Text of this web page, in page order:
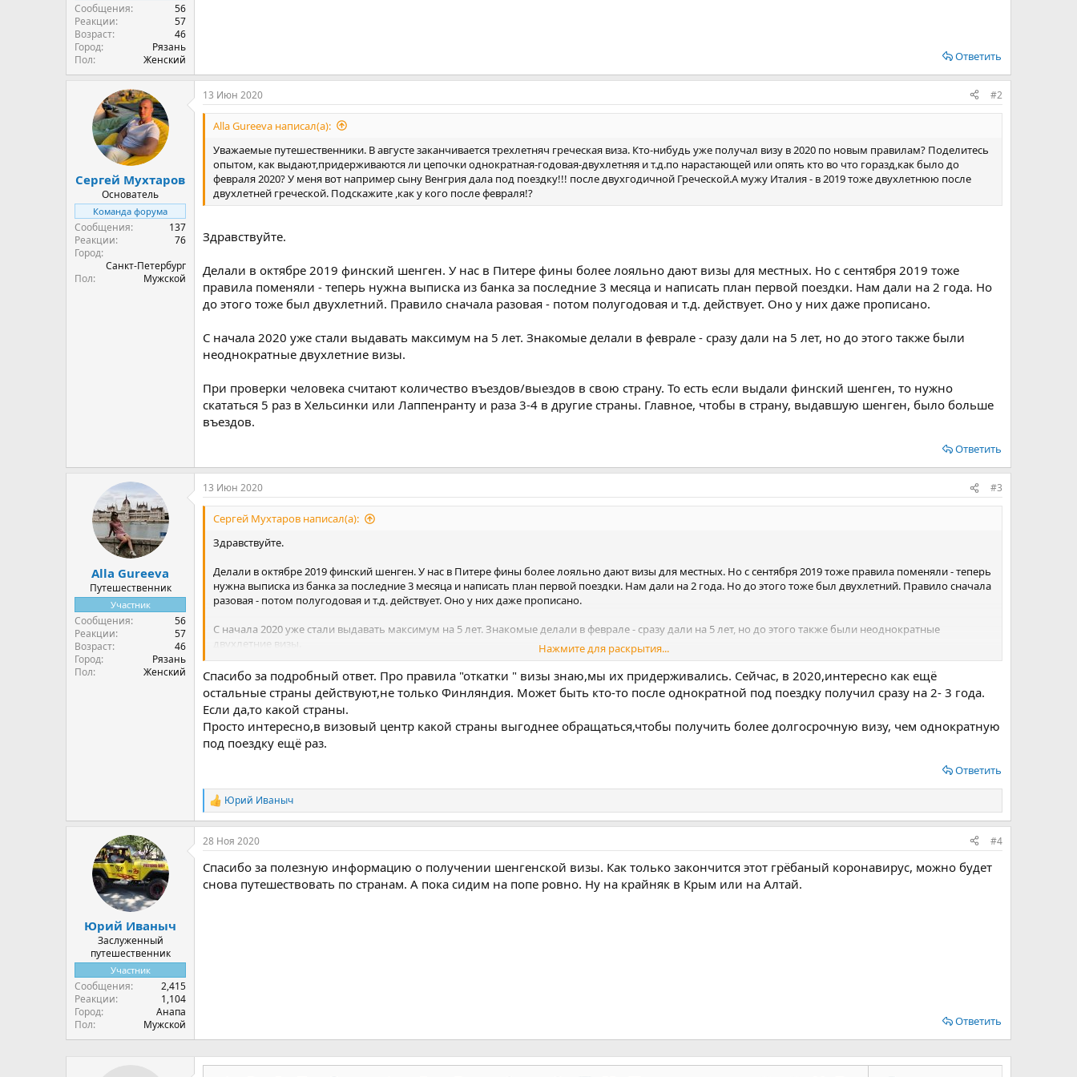
Сообщения
56
Реакции
57
Возраст
46
Город
Рязань
Пол
Женский Ответить
Сергей Мухтаров
Основатель
Команда форума
Сообщения
137
Реакции
76
Город
Санкт-Петербург
Пол
Мужской
13 Июн 2020 #2
Alla Gureeva написал(а):
Уважаемые путешественники. В августе заканчивается трехлетняч греческая виза. Кто-нибудь уже получал визу в 2020 по новым правилам? Поделитесь
опытом, как выдают,придерживаются ли цепочки однократная-годовая-двухлетняя и т.д.по нарастающей или опять кто во что горазд,как было до
февраля 2020? У меня вот например сыну Венгрия дала под поездку!!! после двухгодичной Греческой.А мужу Италия - в 2019 тоже двухлетнюю после
двухлетней греческой. Подскажите ,как у кого после февраля!?
Здравствуйте.
Делали в октябре 2019 финский шенген. У нас в Питере фины более лояльно дают визы для местных. Но с сентября 2019 тоже
правила поменяли - теперь нужна выписка из банка за последние 3 месяца и написать план первой поездки. Нам дали на 2 года. Но
до этого тоже был двухлетний. Правило сначала разовая - потом полугодовая и т.д. действует. Оно у них даже прописано.
С начала 2020 уже стали выдавать максимум на 5 лет. Знакомые делали в феврале - сразу дали на 5 лет, но до этого также были
неоднократные двухлетние визы.
При проверки человека считают количество въездов/выездов в свою страну. То есть если выдали финский шенген, то нужно
скататься 5 раз в Хельсинки или Лаппенранту и раза 3-4 в другие страны. Главное, чтобы в страну, выдавшую шенген, было больше
въездов.
Ответить
Alla Gureeva
Путешественник
Участник
Сообщения
56
Реакции
57
Возраст
46
Город
Рязань
Пол
Женский
13 Июн 2020 #3
Сергей Мухтаров написал(а):
Здравствуйте.
Делали в октябре 2019 финский шенген. У нас в Питере фины более лояльно дают визы для местных. Но с сентября 2019 тоже правила поменяли - теперь
нужна выписка из банка за последние 3 месяца и написать план первой поездки. Нам дали на 2 года. Но до этого тоже был двухлетний. Правило сначала
разовая - потом полугодовая и т.д. действует. Оно у них даже прописано.
С начала 2020 уже стали выдавать максимум на 5 лет. Знакомые делали в феврале - сразу дали на 5 лет, но до этого также были неоднократные
двухлетние визы.
При проверки человека считают количество въездов/выездов в свою страну. То есть если выдали финский шенген, то нужно скататься 5 раз в Хельсинки
или Лаппенранту и раза 3-4 в другие страны. Главное, чтобы в страну, выдавшую шенген, было больше въездов.
Нажмите для раскрытия...
Спасибо за подробный ответ. Про правила "откатки " визы знаю,мы их придерживались. Сейчас, в 2020,интересно как ещё
остальные страны действуют,не только Финляндия. Может быть кто-то после однократной под поездку получил сразу на 2- 3 года.
Если да,то какой страны.
Просто интересно,в визовый центр какой страны выгоднее обращаться,чтобы получить более долгосрочную визу, чем однократную
под поездку ещё раз.
Ответить
Р
е
а
к
и
и
Юрий Иваныч
Юрий Иваныч
Заслуженный
путешественник
Участник
Сообщения
2,415
Реакции
1,104
Город
Анапа
Пол
Мужской
28 Ноя 2020 #4
Спасибо за полезную информацию о получении шенгенской визы. Как только закончится этот грёбаный коронавирус, можно будет
снова путешествовать по странам. А пока сидим на попе ровно. Ну на крайняк в Крым или на Алтай.
Ответить